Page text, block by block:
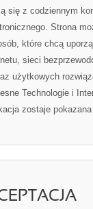
się z codziennym
Strona
które chcą
sieci
użytkowych
Technologie i
zostaje